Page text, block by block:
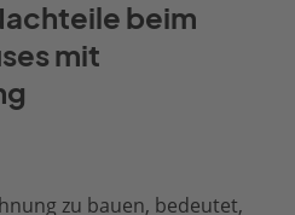
beim
mit
zu bauen, bedeutet,